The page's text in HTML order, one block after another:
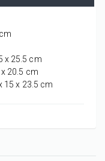
x 25.5 cm
x 20.5 cm
15 x 23.5 cm